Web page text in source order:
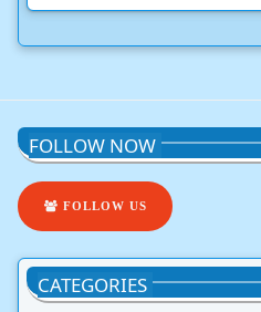
FOLLOW NOW
FOLLOW US
CATEGORIES